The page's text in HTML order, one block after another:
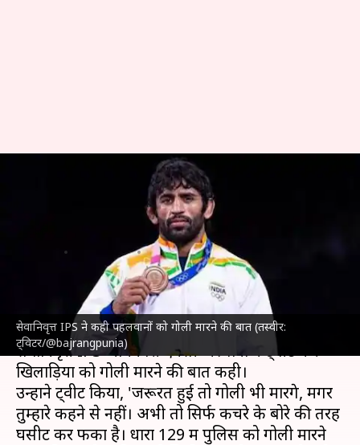
सेवानिवृत्त IPS ने कही पहलवानों को गोली मारने की बात (तस्वीर:
ट्विटर/@bajrangpunia)
सेवानिवृत्त IPS ने दी पहलवानों को
गोली मारने की धमकी, बजरंग पूनिया
ने पूछा- कहां आएं
May 29, 2023 12:11 pm
दिल्लीमें जंतर-मंतर पर पहलवानों के साथ हुई बर्बरता पर
सेवानिवृत्त IPS अधिकारी एनसी अस्थाना ने ट्वीट कर
खिलाड़ियों को गोली मारने की बात कही।
उन्होंने ट्वीट किया, 'जरूरत हुई तो गोली भी मारेंगे, मगर
तुम्हारे कहने से नहीं। अभी तो सिर्फ कचरे के बोरे की तरह
घसीट कर फेंका है। धारा 129 में पुलिस को गोली मारने